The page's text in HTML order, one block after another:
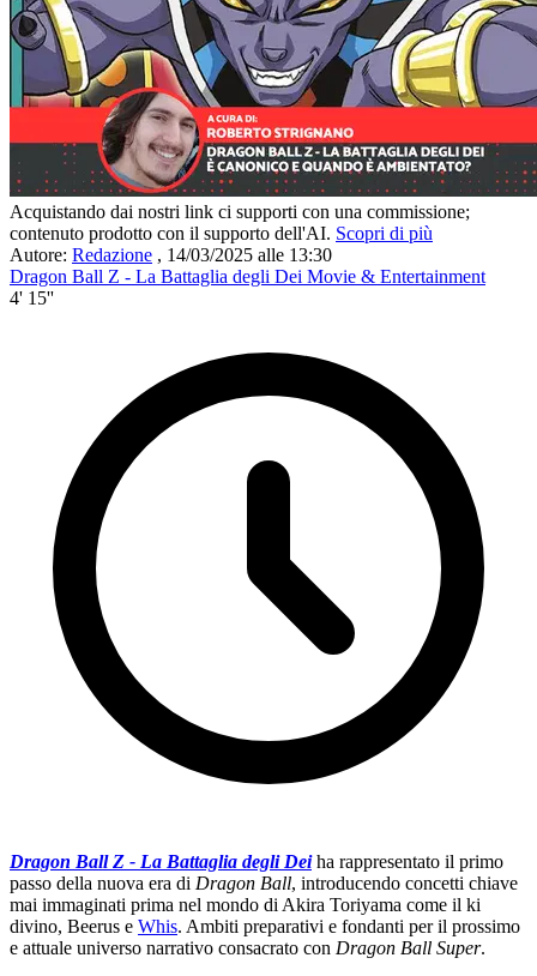
Acquistando dai nostri link ci supporti con una commissione;
contenuto prodotto con il supporto dell'AI. Scopri di più
Autore: Redazione , 14/03/2025 alle 13:30
Dragon Ball Z - La Battaglia degli Dei Movie & Entertainment
4' 15''
Dragon Ball Z - La Battaglia degli Deiha rappresentato il primo
passo della nuova era di Dragon Ball, introducendo concetti chiave
mai immaginati prima nel mondo di Akira Toriyama come il ki
divino, Beerus e Whis. Ambiti preparativi e fondanti per il prossimo
e attuale universo narrativo consacrato con Dragon Ball Super.